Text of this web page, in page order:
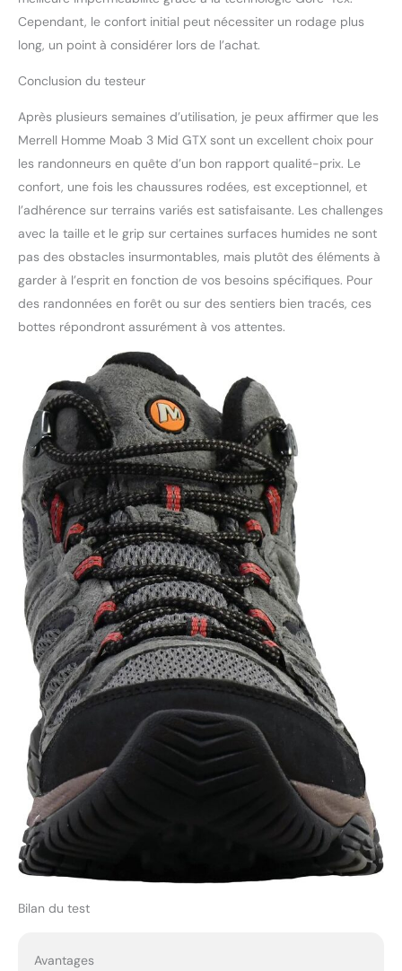
Cependant, le confort initial peut nécessiter un rodage plus
long, un point à considérer lors de l’achat.
Conclusion du testeur
Après plusieurs semaines d’utilisation, je peux affirmer que les
Merrell Homme Moab 3 Mid GTX sont un excellent choix pour
les randonneurs en quête d’un bon rapport qualité-prix. Le
confort, une fois les chaussures rodées, est exceptionnel, et
l’adhérence sur terrains variés est satisfaisante. Les challenges
avec la taille et le grip sur certaines surfaces humides ne sont
pas des obstacles insurmontables, mais plutôt des éléments à
garder à l’esprit en fonction de vos besoins spécifiques. Pour
des randonnées en forêt ou sur des sentiers bien tracés, ces
bottes répondront assurément à vos attentes.
Bilan du test
Avantages